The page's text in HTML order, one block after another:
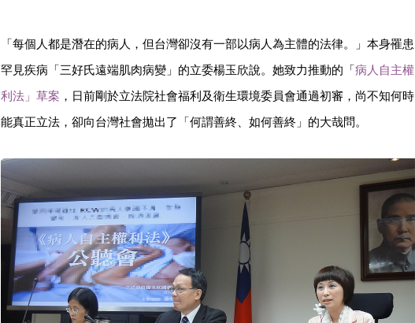
「每個人都是潛在的病人，但台灣卻沒有一部以病人為主體的法律。」本身罹患
罕見疾病「三好氏遠端肌肉病變」的立委楊玉欣說。她致力推動的「病人自主權
利法」草案 ，日前剛於立法院社會福利及衛生環境委員會通過初審，尚不知何時
能真正立法，卻向台灣社會拋出了「何謂善終、如何善終」的大哉問。